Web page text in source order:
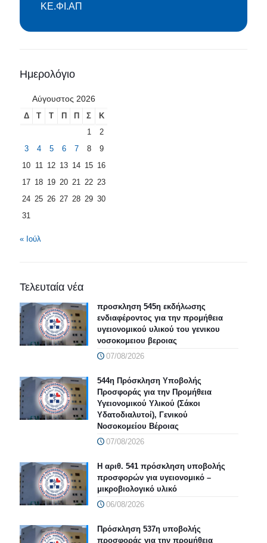
ΚΕ.ΦΙ.ΑΠ
Ημερολόγιο
Αύγουστος 2026
Δ Τ Τ Π Π Σ
Κ
1
2
3
4 5 6 7 8
9
10 11 12 13 14 15 16
17 18 19 20 21 22 23
24 25 26 27 28 29 30
31
« Ιούλ
Τελευταία νέα
προσκληση 545η εκδήλωσης
ενδιαφέροντος για την προμήθεια
υγειονομικού υλικού του γενικου
νοσοκομειου βεροιας
07/08/2026
544η Πρόσκληση Υποβολής
Προσφοράς για την Προμήθεια
Υγειονομικού Υλικού (Σάκοι
Υδατοδιαλυτοί), Γενικού
Νοσοκομείου Βέροιας
07/08/2026
Η αριθ. 541 πρόσκληση υποβολής
προσφορών για υγειονομικό –
μικροβιολογικό υλικό
06/08/2026
Πρόσκληση 537η υποβολής
προσφοράς για την προμήθεια